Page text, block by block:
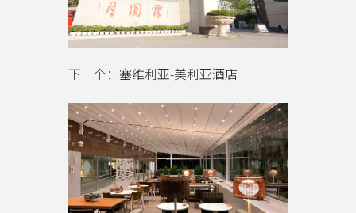
下一个：塞维利亚-美利亚酒店